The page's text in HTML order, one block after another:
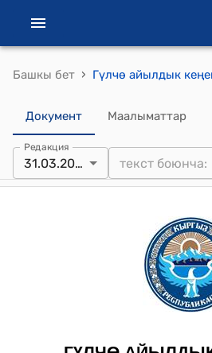
Башкы бет ›
Документ Маалыматтар
Редакция
31.03.2021